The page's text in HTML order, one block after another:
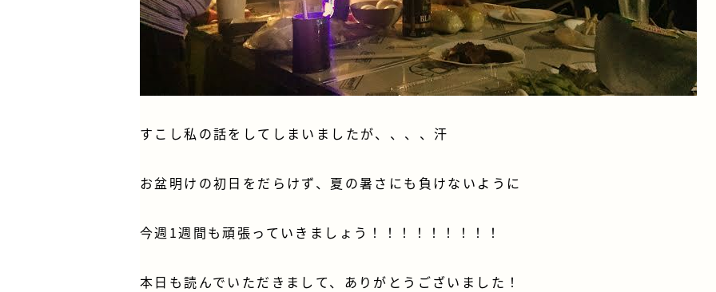
すこし私の話をしてしまいましたが、、、、汗
お盆明けの初日をだらけず、夏の暑さにも負けないように
今週1週間も頑張っていきましょう！！！！！！！！！
本日も読んでいただきまして、ありがとうございました！